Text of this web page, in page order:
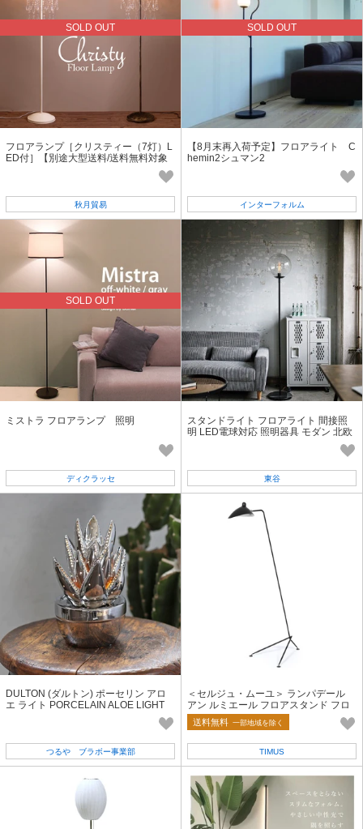
SOLD OUT
フロアランプ［クリスティー（7灯）L
ED付］【別途大型送料/送料無料対象
秋月貿易
SOLD OUT
【8月末再入荷予定】フロアライト C
hemin2シュマン2
インターフォルム
SOLD OUT
ミストラ フロアランプ 照明
ディクラッセ
スタンドライト フロアライト 間接照
明 LED電球対応 照明器具 モダン 北欧
東谷
DULTON (ダルトン) ポーセリン アロ
エ ライト PORCELAIN ALOE LIGHT
つるや ブラボー事業部
＜セルジュ・ムーユ＞ ランパデール
アン ルミエール フロアスタンド フロ
アライト【送料無料】
送料無料 一部地域を除く
TIMUS